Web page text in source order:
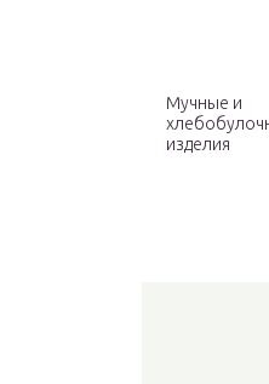
Мучные и
изделия